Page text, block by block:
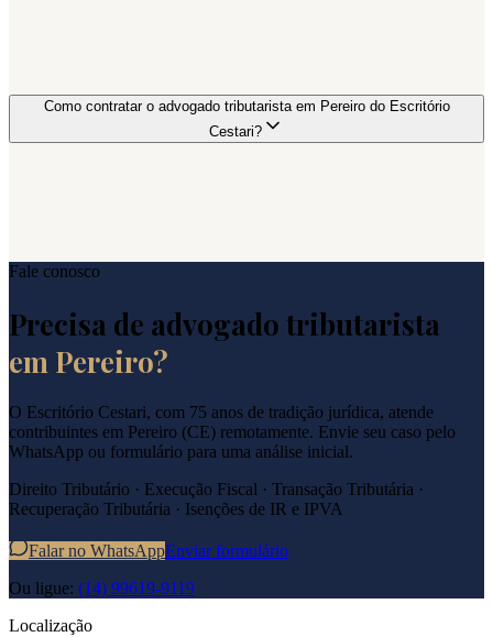
Como contratar o advogado tributarista em Pereiro do Escritório
Cestari?
Fale conosco
Precisa de advogado tributarista
em Pereiro?
O Escritório Cestari, com 75 anos de tradição jurídica, atende
contribuintes em Pereiro (CE) remotamente. Envie seu caso pelo
WhatsApp ou formulário para uma análise inicial.
Direito Tributário · Execução Fiscal · Transação Tributária ·
Recuperação Tributária · Isenções de IR e IPVA
Falar no WhatsAppEnviar formulário
Ou ligue: (14) 99619-9119
Localização